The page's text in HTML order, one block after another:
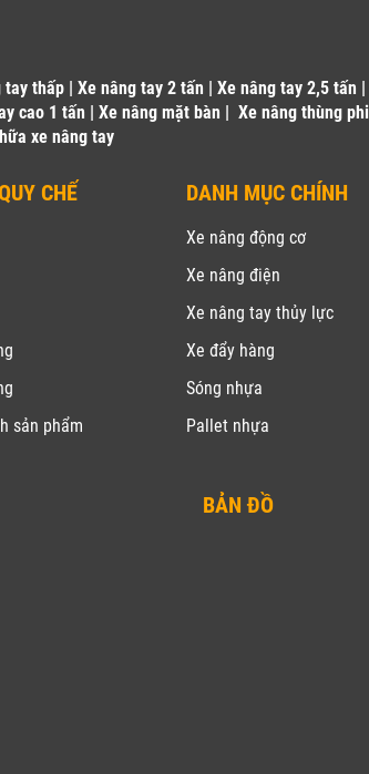
tay thấp | Xe nâng tay 2 tấn | Xe nâng tay 2,5 tấn |
cao 1 tấn | Xe nâng mặt bàn | Xe nâng thùng phi
xe nâng tay
CHẾ
sản phẩm
DANH MỤC CHÍNH
Xe nâng động cơ
Xe nâng điện
Xe nâng tay thủy lực
Xe đẩy hàng
Sóng nhựa
Pallet nhựa
BẢN ĐỒ